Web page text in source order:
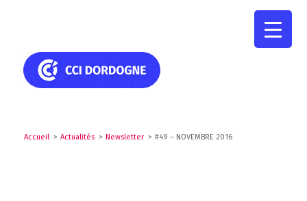
Accueil > Actualités > Newsletter > #49 – NOVEMBRE 2016